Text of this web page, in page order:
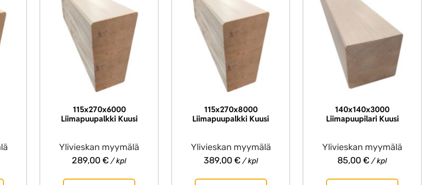
115x270x6000
Liimapuupalkki Kuusi
Ylivieskan myymälä
289,00€ / kpl
115x270x8000
Liimapuupalkki Kuusi
Ylivieskan myymälä
389,00€/ kpl
140x140x3000
Liimapuupilari Kuusi
Ylivieskan myymälä
85,00€ / kpl